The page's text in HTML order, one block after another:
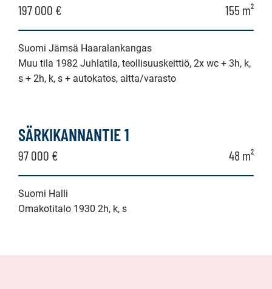
197 000 € 155 m²
Suomi Jämsä Haaralankangas
Muu tila 1982 Juhlatila, teollisuuskeittiö, 2x wc + 3h, k,
s + 2h, k, s + autokatos, aitta/varasto
SÄRKIKANNANTIE 1
97 000 € 48 m²
Suomi Halli
Omakotitalo 1930 2h, k, s